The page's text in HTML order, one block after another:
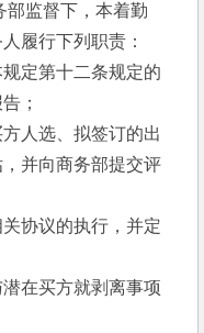
监督下，本着勤
履行下列职责：
定第十二条规定的
；
人选、拟签订的出
并向商务部提交评
协议的执行，并定
在买方就剥离事项